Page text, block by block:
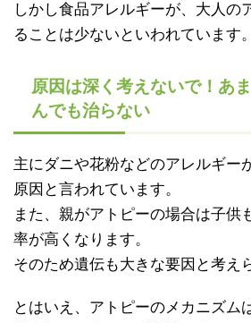
しかし食品アレルギーが、大人の
ることは少ないといわれています。
原因は深く考えないで！あ
んでも治らない
主にダニや花粉などのアレルギー
原因と言われています。
また、親がアトピーの場合は子供
率が高くなります。
そのため遺伝も大きな要因と考え
とはいえ、アトピーのメカニズム